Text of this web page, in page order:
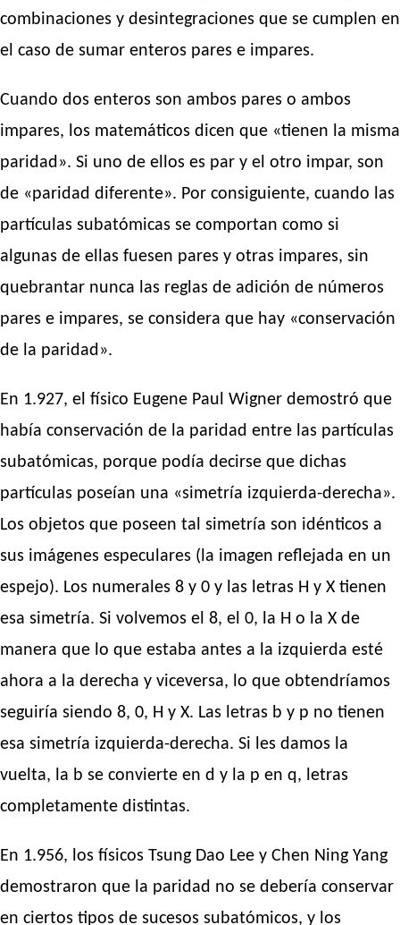
combinaciones y desintegraciones que se cumplen en
el caso de sumar enteros pares e impares.
Cuando dos enteros son ambos pares o ambos
impares, los matemáticos dicen que «tienen la misma
paridad». Si uno de ellos es par y el otro impar, son
de «paridad diferente». Por consiguiente, cuando las
partículas subatómicas se comportan como si
algunas de ellas fuesen pares y otras impares, sin
quebrantar nunca las reglas de adición de números
pares e impares, se considera que hay «conservación
de la paridad».
En 1.927, el físico Eugene Paul Wigner demostró que
había conservación de la paridad entre las partículas
subatómicas, porque podía decirse que dichas
partículas poseían una «simetría izquierda-derecha».
Los objetos que poseen tal simetría son idénticos a
sus imágenes especulares (la imagen reflejada en un
espejo). Los numerales 8 y 0 y las letras H y X tienen
esa simetría. Si volvemos el 8, el 0, la H o la X de
manera que lo que estaba antes a la izquierda esté
ahora a la derecha y viceversa, lo que obtendríamos
seguiría siendo 8, 0, H y X. Las letras b y p no tienen
esa simetría izquierda-derecha. Si les damos la
vuelta, la b se convierte en d y la p en q, letras
completamente distintas.
En 1.956, los físicos Tsung Dao Lee y Chen Ning Yang
demostraron que la paridad no se debería conservar
en ciertos tipos de sucesos subatómicos, y los